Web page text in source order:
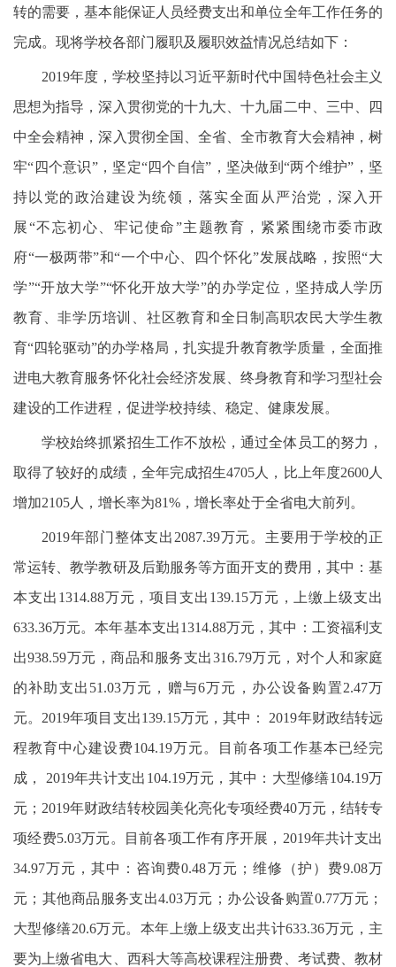
转的需要，基本能保证人员经费支出和单位全年工作任务的
完成。现将学校各部门履职及履职效益情况总结如下：
2019年度，学校坚持以习近平新时代中国特色社会主义
思想为指导，深入贯彻党的十九大、十九届二中、三中、四
中全会精神，深入贯彻全国、全省、全市教育大会精神，树
牢“四个意识”，坚定“四个自信”，坚决做到“两个维护”，坚
持以党的政治建设为统领，落实全面从严治党，深入开
展“不忘初心、牢记使命”主题教育，紧紧围绕市委市政
府“一极两带”和“一个中心、四个怀化”发展战略，按照“大
学”“开放大学”“怀化开放大学”的办学定位，坚持成人学历
教育、非学历培训、社区教育和全日制高职农民大学生教
育“四轮驱动”的办学格局，扎实提升教育教学质量，全面推
进电大教育服务怀化社会经济发展、终身教育和学习型社会
建设的工作进程，促进学校持续、稳定、健康发展。
学校始终抓紧招生工作不放松，通过全体员工的努力，
取得了较好的成绩，全年完成招生4705人，比上年度2600人
增加2105人，增长率为81%，增长率处于全省电大前列。
2019年部门整体支出2087.39万元。主要用于学校的正
常运转、教学教研及后勤服务等方面开支的费用，其中：基
本支出1314.88万元，项目支出139.15万元，上缴上级支出
633.36万元。本年基本支出1314.88万元，其中：工资福利支
出938.59万元，商品和服务支出316.79万元，对个人和家庭
的补助支出51.03万元，赠与6万元，办公设备购置2.47万
元。2019年项目支出139.15万元，其中： 2019年财政结转远
程教育中心建设费104.19万元。目前各项工作基本已经完
成， 2019年共计支出104.19万元，其中：大型修缮104.19万
元；2019年财政结转校园美化亮化专项经费40万元，结转专
项经费5.03万元。目前各项工作有序开展，2019年共计支出
34.97万元，其中：咨询费0.48万元；维修（护）费9.08万
元；其他商品服务支出4.03万元；办公设备购置0.77万元；
大型修缮20.6万元。本年上缴上级支出共计633.36万元，主
要为上缴省电大、西科大等高校课程注册费、考试费、教材